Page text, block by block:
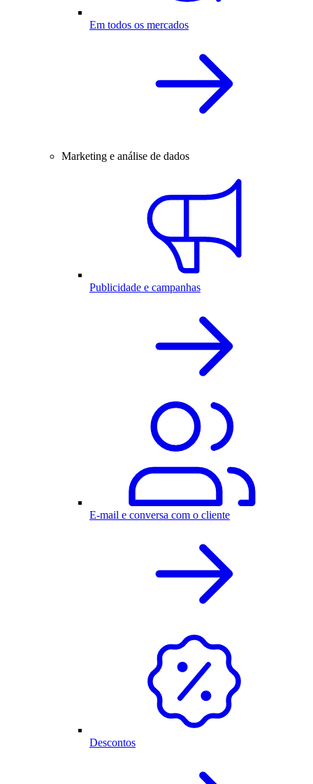
Em todos os mercados
Marketing e análise de dados
Publicidade e campanhas
E-mail e conversa com o cliente
Descontos